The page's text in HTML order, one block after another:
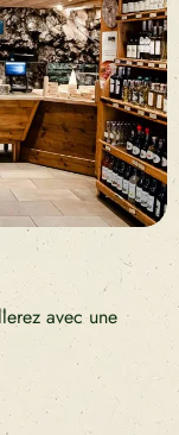
avec une